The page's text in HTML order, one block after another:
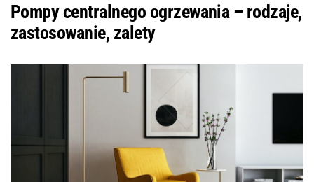
Pompy centralnego ogrzewania – rodzaje,
zastosowanie, zalety